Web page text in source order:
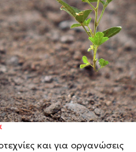
κτηνοτροφική παραγωγή,
αστικοποίηση δεν έχει
ακόμα άγνωστη λέξη. Οι
στα προϊόντα που
μονάδες που διέθεταν και
Άλλωστε, η έντονη
αργότερα.
και για οργανώσεις